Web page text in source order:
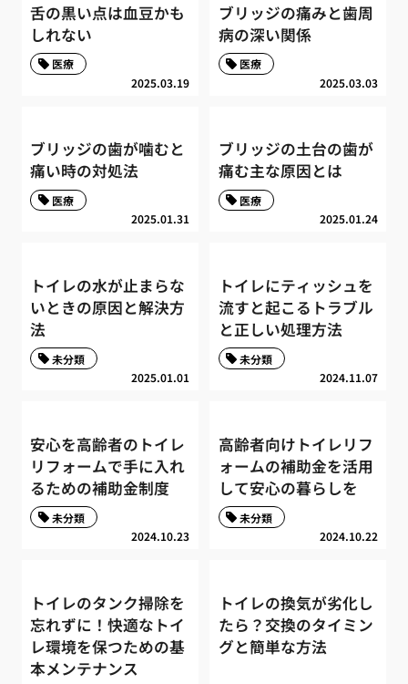
舌の黒い点は血豆かも
しれない
2025.03.19
医療
ブリッジの痛みと歯周
病の深い関係
2025.03.03
医療
ブリッジの歯が噛むと
痛い時の対処法
2025.01.31
医療
ブリッジの土台の歯が
痛む主な原因とは
2025.01.24
医療
トイレの水が止まらな
いときの原因と解決方
法
2025.01.01
未分類
トイレにティッシュを
流すと起こるトラブル
と正しい処理方法
2024.11.07
未分類
安心を高齢者のトイレ
リフォームで手に入れ
るための補助金制度
2024.10.23
未分類
高齢者向けトイレリフ
ォームの補助金を活用
して安心の暮らしを
2024.10.22
未分類
トイレのタンク掃除を
忘れずに！快適なトイ
レ環境を保つための基
本メンテナンス
トイレの換気が劣化し
たら？交換のタイミン
グと簡単な方法